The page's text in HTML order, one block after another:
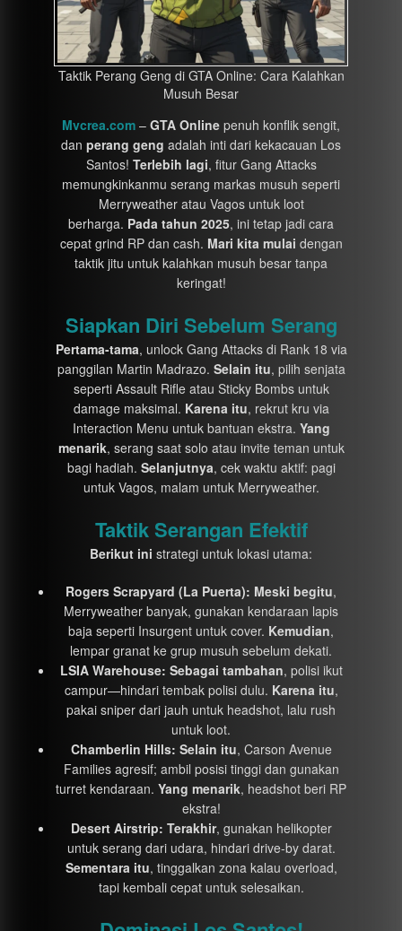
Taktik Perang Geng di GTA Online: Cara Kalahkan
Musuh Besar
Mvcrea.com – GTA Online penuh konflik sengit,
dan perang geng adalah inti dari kekacauan Los
Santos! Terlebih lagi, fitur Gang Attacks
memungkinkanmu serang markas musuh seperti
Merryweather atau Vagos untuk loot
berharga. Pada tahun 2025, ini tetap jadi cara
cepat grind RP dan cash. Mari kita mulai dengan
taktik jitu untuk kalahkan musuh besar tanpa
keringat!
Siapkan Diri Sebelum Serang
Pertama-tama, unlock Gang Attacks di Rank 18 via
panggilan Martin Madrazo. Selain itu, pilih senjata
seperti Assault Rifle atau Sticky Bombs untuk
damage maksimal. Karena itu, rekrut kru via
Interaction Menu untuk bantuan ekstra. Yang
menarik, serang saat solo atau invite teman untuk
bagi hadiah. Selanjutnya, cek waktu aktif: pagi
untuk Vagos, malam untuk Merryweather.
Taktik Serangan Efektif
Berikut ini strategi untuk lokasi utama:
Rogers Scrapyard (La Puerta): Meski begitu,
Merryweather banyak, gunakan kendaraan lapis
baja seperti Insurgent untuk cover. Kemudian,
lempar granat ke grup musuh sebelum dekati.
LSIA Warehouse: Sebagai tambahan, polisi ikut
campur—hindari tembak polisi dulu. Karena itu,
pakai sniper dari jauh untuk headshot, lalu rush
untuk loot.
Chamberlin Hills: Selain itu, Carson Avenue
Families agresif; ambil posisi tinggi dan gunakan
turret kendaraan. Yang menarik, headshot beri RP
ekstra!
Desert Airstrip: Terakhir, gunakan helikopter
untuk serang dari udara, hindari drive-by darat.
Sementara itu, tinggalkan zona kalau overload,
tapi kembali cepat untuk selesaikan.